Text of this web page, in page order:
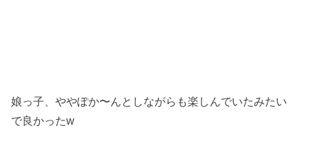
娘っ子、ややぽか〜んとしながらも楽しんでいたみたい
で良かったw